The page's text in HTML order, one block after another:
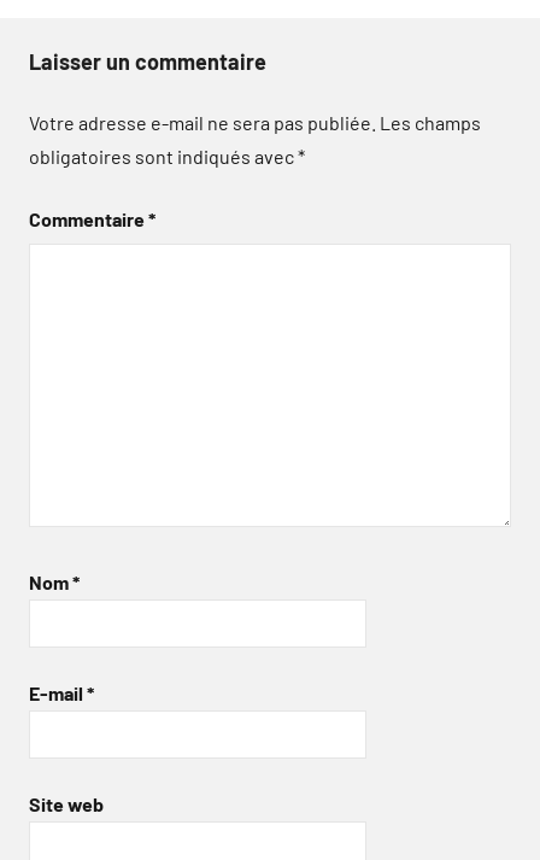
Laisser un commentaire
Votre adresse e-mail ne sera pas publiée. Les champs
obligatoires sont indiqués avec*
Commentaire*
Nom*
E-mail *
Site web